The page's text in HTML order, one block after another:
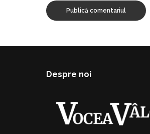
Despre noi